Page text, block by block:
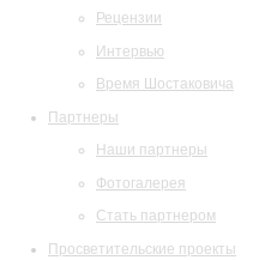
Рецензии
Интервью
Время Шостаковича
Партнеры
Наши партнеры
Фотогалерея
Стать партнером
Просветительские проекты